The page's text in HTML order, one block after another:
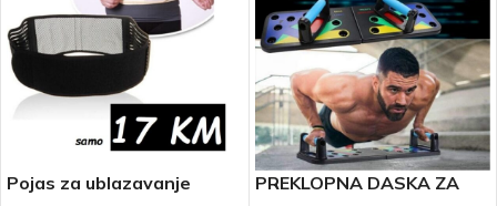
Pojas za ublazavanje
PREKLOPNA DASKA ZA